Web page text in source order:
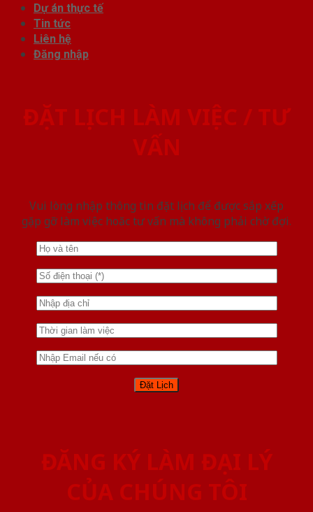
Dự án thực tế
Tin tức
Liên hệ
Đăng nhập
ĐẶT LỊCH LÀM VIỆC / TƯ
VẤN
Vui lòng nhập thông tin đặt lịch để được sắp xếp
gặp gỡ làm việc hoăc tư vấn mà không phải chờ đợi.
ĐĂNG KÝ LÀM ĐẠI LÝ
CỦA CHÚNG TÔI